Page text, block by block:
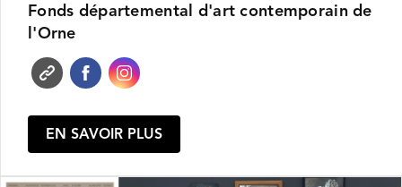
Fonds départemental d'art contemporain de
l'Orne
EN SAVOIR PLUS